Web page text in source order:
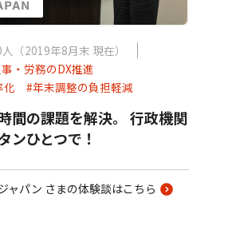
（2019年8月末 現在）
・労務のDX推進
化
#年末調整の負担軽減
間の課題を解決。 行政機関
ンひとつで！
ャパン さまの体験談はこちら